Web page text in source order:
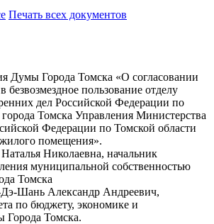
Печать всех документов
Думы Города Томска «О согласовании
безвозмездное пользование отделу
дел Российской Федерации по
Томска Управления Министерства
Федерации по Томской области
помещения».
Николаевна, начальник
муниципальной собственностью
Томска
Шань Александр Андреевич,
по бюджету, экономике и
Города Томска.